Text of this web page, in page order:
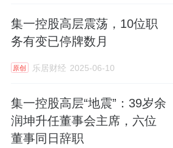
集一控股高层震荡，10位职
务有变已停牌数月
原创 乐居财经 2025-06-10
集一控股高层“地震”：39岁余
润坤升任董事会主席，六位
董事同日辞职